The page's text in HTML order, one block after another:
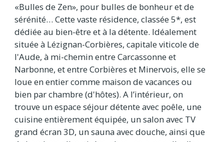
«Bulles de Zen», pour bulles de bonheur et de
sérénité… Cette vaste résidence, classée 5*, est
dédiée au bien-être et à la détente. Idéalement
située à Lézignan-Corbières, capitale viticole de
l'Aude, à mi-chemin entre Carcassonne et
Narbonne, et entre Corbières et Minervois, elle se
loue en entier comme maison de vacances ou
bien par chambre (d'hôtes). A l’intérieur, on
trouve un espace séjour détente avec poêle, une
cuisine entièrement équipée, un salon avec TV
grand écran 3D, un sauna avec douche, ainsi que